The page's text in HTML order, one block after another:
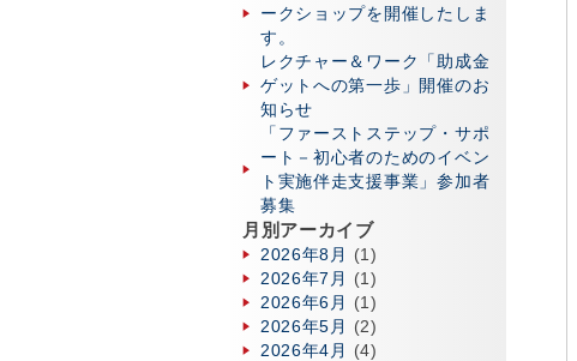
ークショップを開催したしま
す。
レクチャー＆ワーク「助成金
ゲットへの第一歩」開催のお
知らせ
「ファーストステップ・サポ
ート－初心者のためのイベン
ト実施伴走支援事業」参加者
募集
月別アーカイブ
2026年8月
(1)
2026年7月
(1)
2026年6月
(1)
2026年5月
(2)
2026年4月
(4)